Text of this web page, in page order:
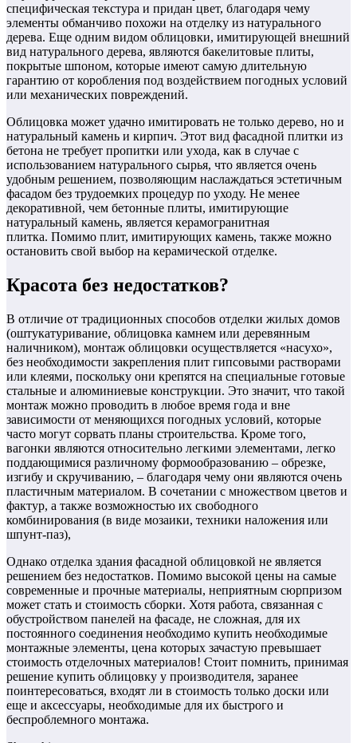
специфическая текстура и придан цвет, благодаря чему
элементы обманчиво похожи на отделку из натурального
дерева. Еще одним видом облицовки, имитирующей внешний
вид натурального дерева, являются бакелитовые плиты,
покрытые шпоном, которые имеют самую длительную
гарантию от коробления под воздействием погодных условий
или механических повреждений.
Облицовка может удачно имитировать не только дерево, но и
натуральный камень и кирпич. Этот вид фасадной плитки из
бетона не требует пропитки или ухода, как в случае с
использованием натурального сырья, что является очень
удобным решением, позволяющим наслаждаться эстетичным
фасадом без трудоемких процедур по уходу. Не менее
декоративной, чем бетонные плиты, имитирующие
натуральный камень, является керамогранитная
плитка. Помимо плит, имитирующих камень, также можно
остановить свой выбор на керамической отделке.
Красота без недостатков?
В отличие от традиционных способов отделки жилых домов
(оштукатуривание, облицовка камнем или деревянным
наличником), монтаж облицовки осуществляется «насухо»,
без необходимости закрепления плит гипсовыми растворами
или клеями, поскольку они крепятся на специальные готовые
стальные и алюминиевые конструкции. Это значит, что такой
монтаж можно проводить в любое время года и вне
зависимости от меняющихся погодных условий, которые
часто могут сорвать планы строительства. Кроме того,
вагонки являются относительно легкими элементами, легко
поддающимися различному формообразованию – обрезке,
изгибу и скручиванию, – благодаря чему они являются очень
пластичным материалом. В сочетании с множеством цветов и
фактур, а также возможностью их свободного
комбинирования (в виде мозаики, техники наложения или
шпунт-паз),
Однако отделка здания фасадной облицовкой не является
решением без недостатков. Помимо высокой цены на самые
современные и прочные материалы, неприятным сюрпризом
может стать и стоимость сборки. Хотя работа, связанная с
обустройством панелей на фасаде, не сложная, для их
постоянного соединения необходимо купить необходимые
монтажные элементы, цена которых зачастую превышает
стоимость отделочных материалов! Стоит помнить, принимая
решение купить облицовку у производителя, заранее
поинтересоваться, входят ли в стоимость только доски или
еще и аксессуары, необходимые для их быстрого и
беспроблемного монтажа.